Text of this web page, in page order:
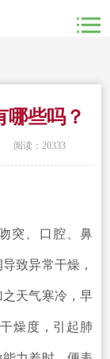
哪些吗？
阅读：20333
突、口腔、鼻
致异常干燥，
天气寒冷，早
燥度，引起肺